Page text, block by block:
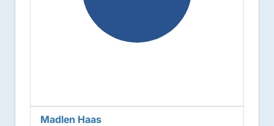
Madlen Haas